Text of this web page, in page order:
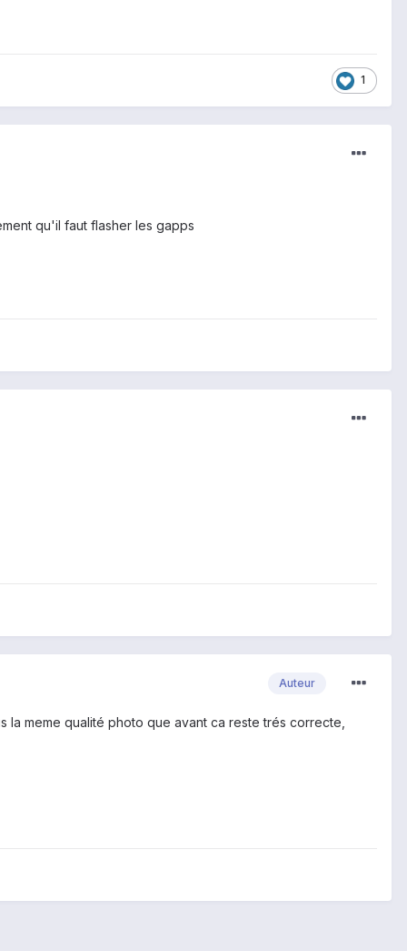
1
qu'il faut flasher les gapps
Auteur
la meme qualité photo que avant ca reste trés correcte,